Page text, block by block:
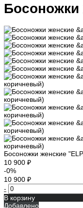
Босоножки
Босоножки женские
10 900 ₽
-0%
10 900 ₽
-
В корзину
Добавлено